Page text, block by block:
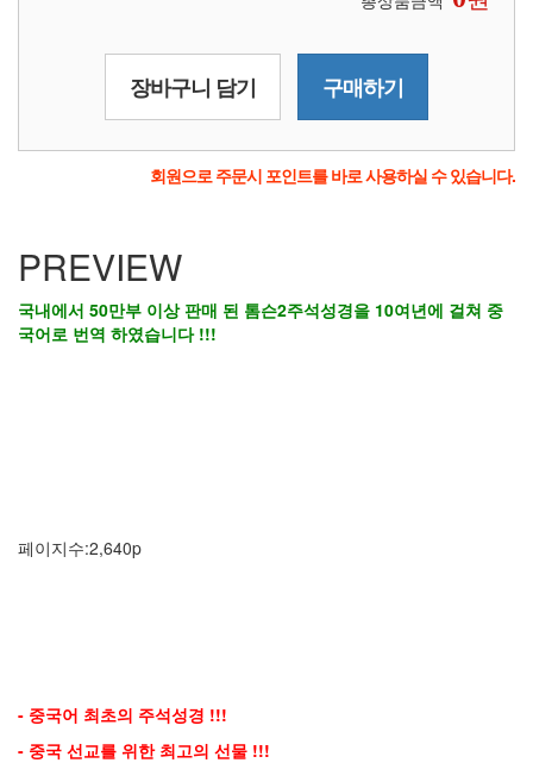
장바구니 담기 구매하기
회원으로 주문시 포인트를 바로 사용하실 수 있습니다.
PREVIEW
국내에서 50만부 이상 판매 된 톰슨2주석성경을 10여년에 걸쳐 중
국어로 번역 하였습니다 !!!
페이지수:2,640p
- 중국어 최초의 주석성경 !!!
- 중국 선교를 위한 최고의 선물 !!!